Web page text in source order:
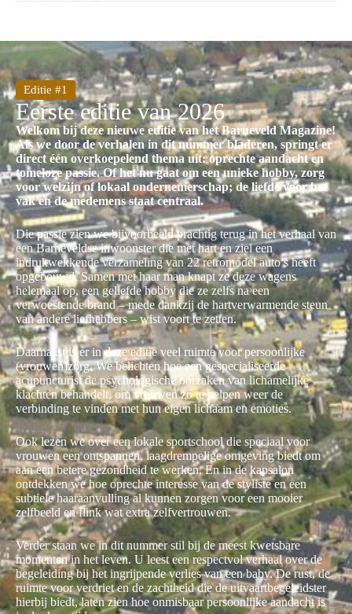
Editie #1
Eerste editie van 2026
Welkom bij deze nieuwe editie van het Barneveld Magazine!
Als we door de verhalen in dit nummer bladeren, springt er
direct één overkoepelend thema uit: oprechte aandacht en
tomeloze passie. Of het nu gaat om een unieke hobby, zorg
voor welzijn of lokaal ondernemerschap; de liefde voor het
vak en de medemens staat centraal.
Die passie zien we bijvoorbeeld prachtig terug in het verhaal van
een Barneveldse inwoonster die met hart en ziel een
indrukwekkende verzameling van 22 retromodel auto’s heeft
opgebouwd. Samen met haar man knapt ze deze wagens
helemaal op, een geliefde hobby die ze zelfs na een
verwoestende brand – mede dankzij de hartverwarmende steun
van andere liefhebbers – wist voort te zetten.
Daarnaast is er in deze editie veel ruimte voor persoonlijke
(vrouwen)zorg. We belichten hoe een gespecialiseerde
acupuncturist de psychologische oorzaken van lichamelijke
klachten behandelt, om vrouwen zo te helpen weer de
verbinding te vinden met hun eigen lichaam en emoties.
Ook lezen we over een lokale sportschool die speciaal voor
vrouwen een ontspannen, laagdrempelige omgeving biedt om
aan een betere gezondheid te werken. En in de kapsalon
ontdekken we hoe oprechte interesse van de styliste en een
subtiele haaraanvulling al kunnen zorgen voor een mooier
zelfbeeld en flink wat extra zelfvertrouwen.
Verder staan we in dit nummer stil bij de meest kwetsbare
momenten in het leven. U leest een respectvol verhaal over de
begeleiding bij het ingrijpende verlies van een baby. De rust, de
ruimte voor verdriet en de zachtheid die de uitvaartbegeleidster
hierbij biedt, laten zien hoe onmisbaar persoonlijke aandacht is